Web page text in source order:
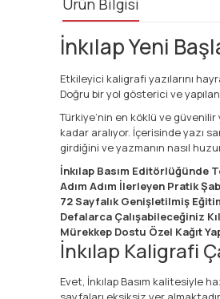
Ürün Bilgisi
İnkılap Yeni
Etkileyici kaligrafi yazılarını
Doğru bir yol gösterici ve
Türkiye’nin en köklü ve güvenilir
kadar aralıyor. İçerisinde yazı
girdiğini ve yazmanın nasıl
İnkılap Basım Editörlüğünde
Adım Adım İlerleyen Pratik
72 Sayfalık Genişletilmiş
Defalarca Çalışabileceğiniz
Mürekkep Dostu Özel Kağıt
İnkılap Kaligrafi
Evet, İnkılap Basım kalitesiyle